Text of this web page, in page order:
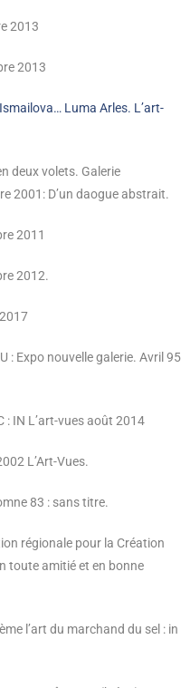
2013
2013
Luma Arles. L’art-
deux volets. Galerie
2001: D’un daogue abstrait.
2011
2012.
: Expo nouvelle galerie. Avril 95
: IN L’art-vues août 2014
L’Art-Vues.
83 : sans titre.
régionale pour la Création
toute amitié et en bonne
l’art du marchand du sel : in